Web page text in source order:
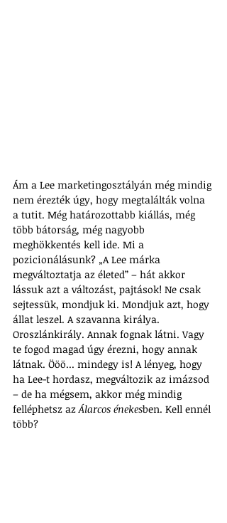
Ám a Lee marketingosztályán még mindig
nem érezték úgy, hogy megtalálták volna
a tutit. Még határozottabb kiállás, még
több bátorság, még nagyobb
meghökkentés kell ide. Mi a
pozicionálásunk? „A Lee márka
megváltoztatja az életed” – hát akkor
lássuk azt a változást, pajtások! Ne csak
sejtessük, mondjuk ki. Mondjuk azt, hogy
állat leszel. A szavanna királya.
Oroszlánkirály. Annak fognak látni. Vagy
te fogod magad úgy érezni, hogy annak
látnak. Ööö... mindegy is! A lényeg, hogy
ha Lee-t hordasz, megváltozik az imázsod
– de ha mégsem, akkor még mindig
felléphetsz az Álarcos énekesben. Kell ennél
több?